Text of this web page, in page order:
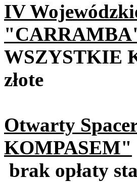
IV
WSZYSTKIE
złote
Otwarty
KOMPASEM"
brak opłaty